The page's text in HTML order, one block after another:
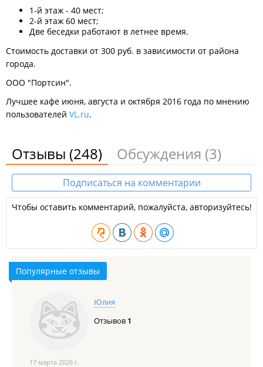
1-й этаж - 40 мест;
2-й этаж 60 мест;
Две беседки работают в летнее время.
Стоимость доставки от 300 руб. в зависимости от района
города.
ООО "Портсин".
Лучшее кафе июня, августа и октября 2016 года по мнению
пользователей VL.ru.
Отзывы (248) Обсуждения (3)
Подписаться на комментарии
Чтобы оставить комментарий, пожалуйста, авторизуйтесь!
Популярные отзывы
Юлия
Отзывов 1
17 марта 2026 г.